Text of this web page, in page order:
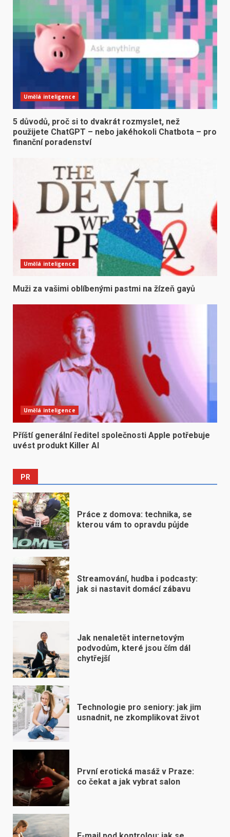
Umělá inteligence
5 důvodů, proč si to dvakrát rozmyslet, než
použijete ChatGPT – nebo jakéhokoli Chatbota – pro
finanční poradenství
Umělá inteligence
Muži za vašimi oblíbenými pastmi na žízeň gayů
Umělá inteligence
Příští generální ředitel společnosti Apple potřebuje
uvést produkt Killer AI
PR
Práce z domova: technika, se
kterou vám to opravdu půjde
Streamování, hudba i podcasty:
jak si nastavit domácí zábavu
Jak nenaletět internetovým
podvodům, které jsou čím dál
chytřejší
Technologie pro seniory: jak jim
usnadnit, ne zkomplikovat život
První erotická masáž v Praze:
co čekat a jak vybrat salon